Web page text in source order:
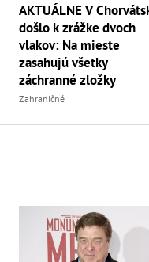
AKTUÁLNE V
došlo k zrážke dvoch
vlakov: Na mieste
zasahujú všetky
záchranné zložky
Zahraničné